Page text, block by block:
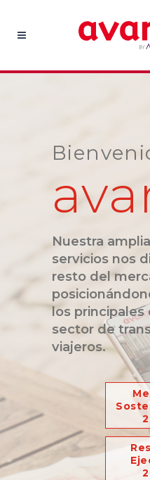
Nuestra
servicios nos
resto del
los principales
sector de
viajeros.